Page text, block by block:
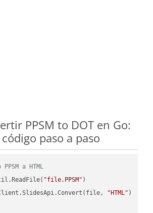
PPSM to DOT en Go:
paso a paso
a HTML
"file.PPSM" )
"HTML" )